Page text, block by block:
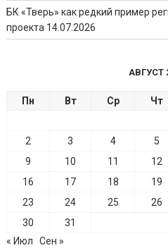
БК «Тверь» как редкий пример
проекта 14.07.2026
АВГУСТ
Пн Вт Ср Чт
2
3 4 5
9
10 11 12
16
17 18 19
23
24 25 26
30
31
« Июл
Сен »